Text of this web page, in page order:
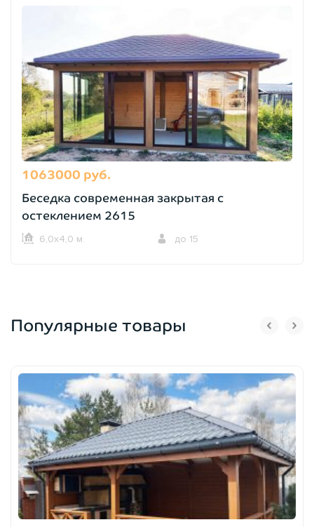
1063000 руб.
Беседка современная закрытая с
остеклением 2615
6,0х4,0 м. до 15
Популярные товары